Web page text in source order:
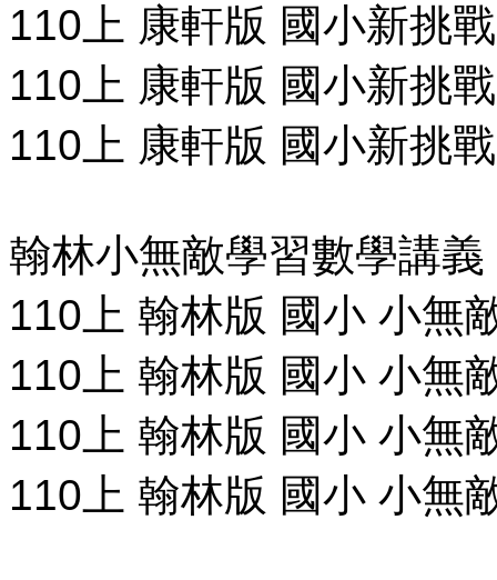
110上 康軒版 國小新挑
110上 康軒版 國小新挑
110上 康軒版 國小新挑
翰林小無敵學習數學講義
110上 翰林版 國小 小無
110上 翰林版 國小 小無
110上 翰林版 國小 小無
110上 翰林版 國小 小無